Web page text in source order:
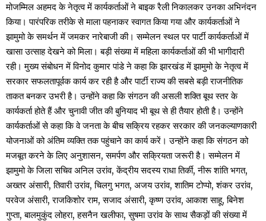
मोजम्मिल अहमद के नेतृत्व में कार्यकर्ताओं ने बाइक रैली निकालकर उनका अभिनंदन
किया। पारंपरिक तरीके से माला पहनाकर स्वागत किया गया और कार्यकर्ताओं ने
झामुमो के समर्थन में जमकर नारेबाजी की। सम्मेलन स्थल पर पार्टी कार्यकर्ताओं में
खासा उत्साह देखने को मिला। बड़ी संख्या में महिला कार्यकर्ताओं की भी भागीदारी
रही। मुख्य संबोधन में विनोद कुमार पांडे ने कहा कि झारखंड में झामुमो के नेतृत्व में
सरकार सफलतापूर्वक कार्य कर रही है और पार्टी राज्य की सबसे बड़ी राजनीतिक
ताकत बनकर उभरी है। उन्होंने कहा कि संगठन की असली शक्ति बूथ स्तर के
कार्यकर्ता होते हैं और चुनावी जीत की बुनियाद भी बूथ से ही तैयार होती है। उन्होंने
कार्यकर्ताओं से कहा कि वे जनता के बीच सक्रिय रहकर सरकार की जनकल्याणकारी
योजनाओं को अंतिम व्यक्ति तक पहुंचाने का कार्य करें। उन्होंने कहा कि संगठन को
मजबूत करने के लिए अनुशासन, समर्पण और सक्रियता जरूरी है। सम्मेलन में
झामुमो के जिला सचिव अनिल उरांव, केंद्रीय सदस्य राधा तिर्की, नीरू शांति भगत,
अख्तर अंसारी, तिवारी उरांव, चिलगु भगत, अजय उरांव, शातिम टोप्पो, शंकर उरांव,
परवेज अंसारी, राजकिशोर राम, सजाद अंसारी, कृष्ण उरांव, आकाश साहू, बिनेश
गुप्ता, बालमुकुंद लोहरा, हसनैन खलीफा, सुषमा उरांव के साथ सैकड़ों की संख्या में